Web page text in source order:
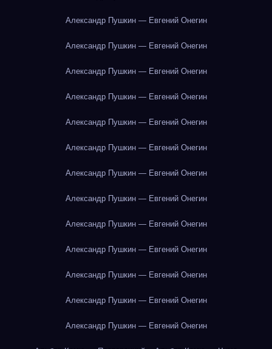
Александр Пушкин — Евгений Онегин
Александр Пушкин — Евгений Онегин
Александр Пушкин — Евгений Онегин
Александр Пушкин — Евгений Онегин
Александр Пушкин — Евгений Онегин
Александр Пушкин — Евгений Онегин
Александр Пушкин — Евгений Онегин
Александр Пушкин — Евгений Онегин
Александр Пушкин — Евгений Онегин
Александр Пушкин — Евгений Онегин
Александр Пушкин — Евгений Онегин
Александр Пушкин — Евгений Онегин
Александр Пушкин — Евгений Онегин